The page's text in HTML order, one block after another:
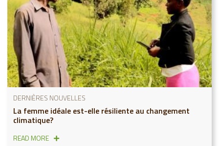
DERNIÈRES NOUVELLES
La femme idéale est-elle résiliente au changement
climatique?
READ MORE